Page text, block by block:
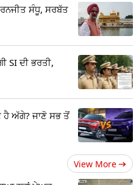
ਸੰਧੂ, ਸਰਬੱਤ
SI ਦੀ ਭਰਤੀ,
ਅੱਗੇ? ਜਾਣੋ ਸਭ ਤੋਂ
View More